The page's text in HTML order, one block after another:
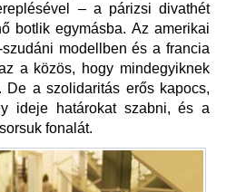
– a párizsi divathét
botlik egymásba. Az amerikai
modellben és a francia
a közös, hogy mindegyiknek
De a szolidaritás erős kapocs,
ideje határokat szabni, és a
fonalát.